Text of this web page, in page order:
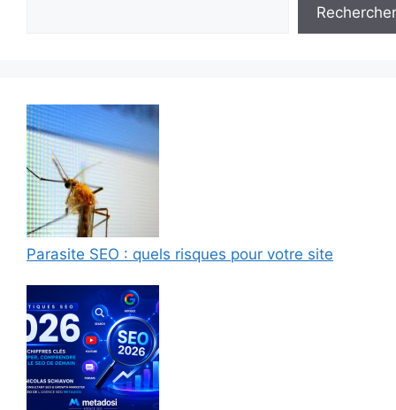
Rechercher
Parasite SEO : quels risques pour votre site